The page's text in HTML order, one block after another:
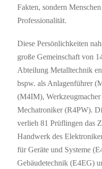
Fakten, sondern
Professionalität.
Diese Persönlichkeiten
große Gemeinschaft von
Abteilung Metalltechnik
bspw. als Anlagenführer
(M4IM),
Mechatroniker (R4PW).
verlieh 81 Prüflingen das
Handwerk des
für Geräte und Systeme
Gebäudetechnik (E4EG)